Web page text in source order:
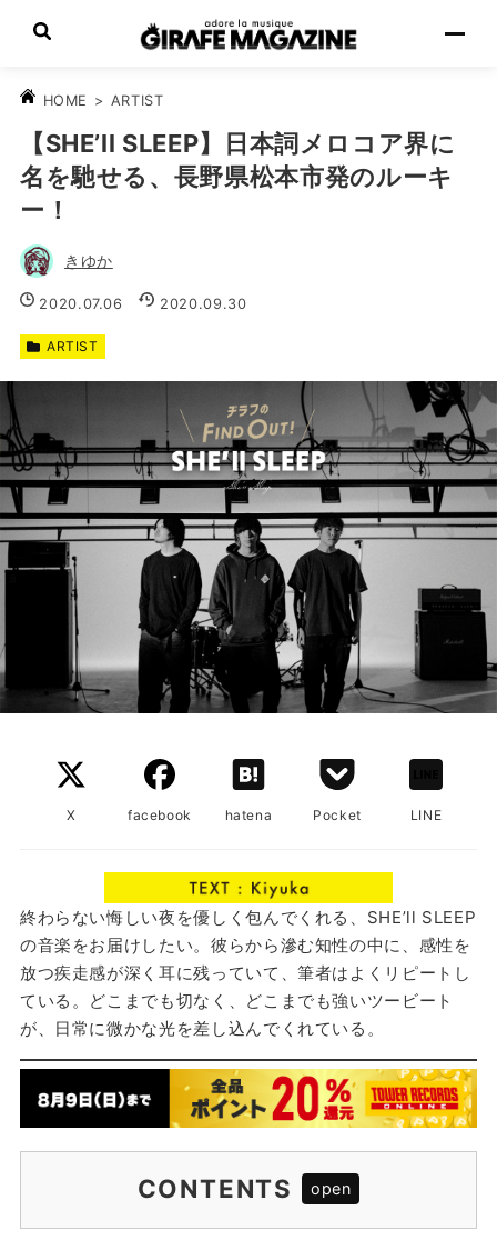
HOME > ARTIST
【SHE’ll SLEEP】日本詞メロコア界に
名を馳せる、長野県松本市発のルーキ
ー！
きゆか
2020.07.06 2020.09.30
ARTIST
X facebook hatena Pocket LINE
終わらない悔しい夜を優しく包んでくれる、SHE’ll SLEEP
の音楽をお届けしたい。彼らから滲む知性の中に、感性を
放つ疾走感が深く耳に残っていて、筆者はよくリピートし
ている。どこまでも切なく、どこまでも強いツービート
が、日常に微かな光を差し込んでくれている。
CONTENTS